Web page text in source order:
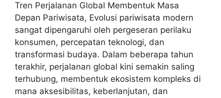
Tren Perjalanan Global Membentuk Masa
Depan Pariwisata, Evolusi pariwisata modern
sangat dipengaruhi oleh pergeseran perilaku
konsumen, percepatan teknologi, dan
transformasi budaya. Dalam beberapa tahun
terakhir, perjalanan global kini semakin saling
terhubung, membentuk ekosistem kompleks di
mana aksesibilitas, keberlanjutan, dan